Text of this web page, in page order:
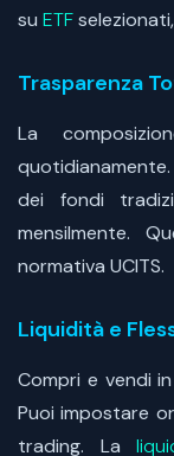
su ETF
Trasparenza
La
dei fondi
mensilmente.
normativa UCITS.
Liquidità e
Compri e vendi
Puoi impostare
trading. La